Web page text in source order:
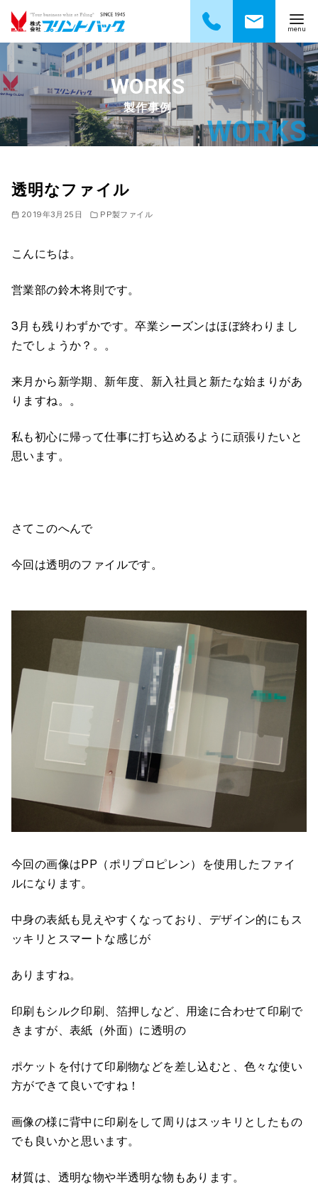
ン
テ
ツ
へ
製作事例
透明なファイル
2019年3月25日 PP製ファイル
こんにちは。
営業部の鈴木将則です。
3月も残りわずかです。卒業シーズンはほぼ終わりまし
たでしょうか？。。
来月から新学期、新年度、新入社員と新たな始まりがあ
りますね。。
私も初心に帰って仕事に打ち込めるように頑張りたいと
思います。
さてこのへんで
今回は透明のファイルです。
今回の画像はPP（ポリプロピレン）を使用したファイ
ルになります。
中身の表紙も見えやすくなっており、デザイン的にもス
ッキリとスマートな感じが
ありますね。
印刷もシルク印刷、箔押しなど、用途に合わせて印刷で
きますが、表紙（外面）に透明の
ポケットを付けて印刷物などを差し込むと、色々な使い
方ができて良いですね！
画像の様に背中に印刷をして周りはスッキリとしたもの
でも良いかと思います。
材質は、透明な物や半透明な物もあります。